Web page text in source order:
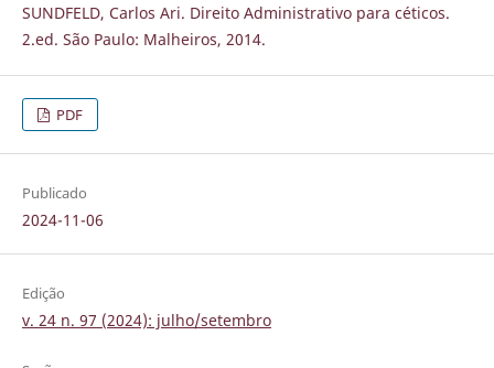
SUNDFELD, Carlos Ari. Direito Administrativo para céticos.
2.ed. São Paulo: Malheiros, 2014.
PDF
Publicado
2024-11-06
Edição
v. 24 n. 97 (2024): julho/setembro